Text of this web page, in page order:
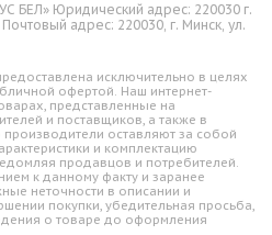
БЕЛ» Юридический адрес: 220030 г.
адрес: 220030, г. Минск, ул.
исключительно в целях
офертой. Наш интернет-
представленные на
и поставщиков, а также в
оставляют за собой
и комплектацию
продавцов и потребителей.
к данному факту и заранее
неточности в описании и
покупки, убедительная просьба,
о товаре до оформления